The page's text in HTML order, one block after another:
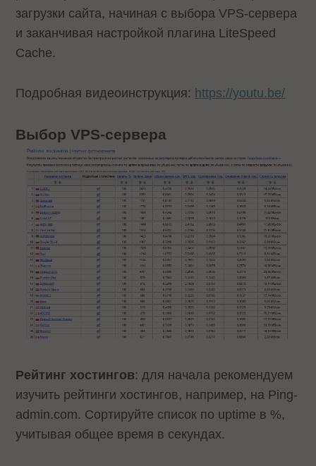
загрузки сайта, начиная с выбора VPS-сервера
и заканчивая настройкой плагина LiteSpeed
Cache.
Подробная видеоинструкция: https://youtu.be/
Выбор VPS-сервера
Рейтинг хостингов: для начала рекомендуем
изучить рейтинги хостингов, например, на Ping-
admin.com. Сортируйте список по uptime в %,
учитывая общее время в секундах.